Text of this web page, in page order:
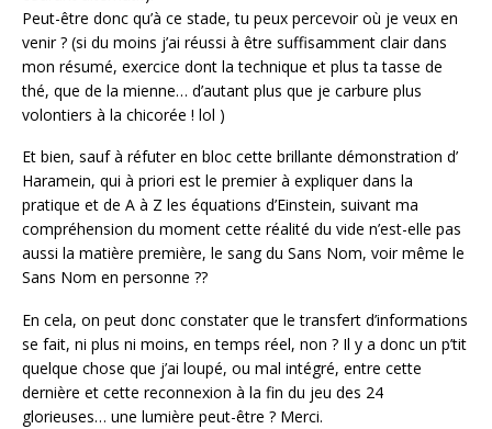
Peut-être donc qu’à ce stade, tu peux percevoir où je veux en
venir ? (si du moins j’ai réussi à être suffisamment clair dans
mon résumé, exercice dont la technique et plus ta tasse de
thé, que de la mienne… d’autant plus que je carbure plus
volontiers à la chicorée ! lol )
Et bien, sauf à réfuter en bloc cette brillante démonstration d’
Haramein, qui à priori est le premier à expliquer dans la
pratique et de A à Z les équations d’Einstein, suivant ma
compréhension du moment cette réalité du vide n’est-elle pas
aussi la matière première, le sang du Sans Nom, voir même le
Sans Nom en personne ??
En cela, on peut donc constater que le transfert d’informations
se fait, ni plus ni moins, en temps réel, non ? Il y a donc un p’tit
quelque chose que j’ai loupé, ou mal intégré, entre cette
dernière et cette reconnexion à la fin du jeu des 24
glorieuses… une lumière peut-être ? Merci.